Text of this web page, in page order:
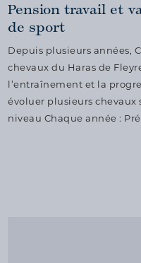
Pension travail et
de sport
Depuis plusieurs années,
chevaux du Haras de
l’entraînement et la
évoluer plusieurs chevaux
niveau Chaque année :